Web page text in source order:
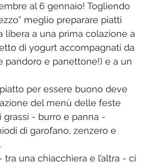
al 6 gennaio! Togliendo
meglio preparare piatti
libera a una prima colazione a
di yogurt accompagnati da
e panettone!) e a un
per essere buono deve
del menù delle feste
- burro e panna -
di garofano, zenzero e
una chiacchiera e l’altra - ci